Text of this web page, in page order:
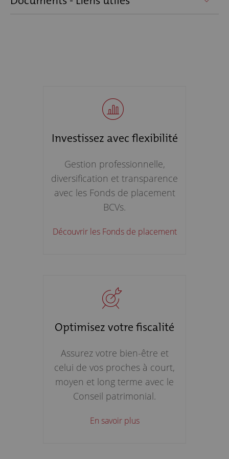
Investissez avec flexibilité
Gestion professionnelle,
diversification et transparence
avec les Fonds de placement
BCVs.
Découvrir les Fonds de placement
Optimisez votre fiscalité
Assurez votre bien-être et
celui de vos proches à court,
moyen et long terme avec le
Conseil patrimonial.
En savoir plus